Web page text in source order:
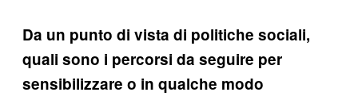
Da un punto di vista di politiche sociali,
quali sono i percorsi da seguire per
sensibilizzare o in qualche modo